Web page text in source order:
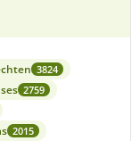
3824
2759
2015